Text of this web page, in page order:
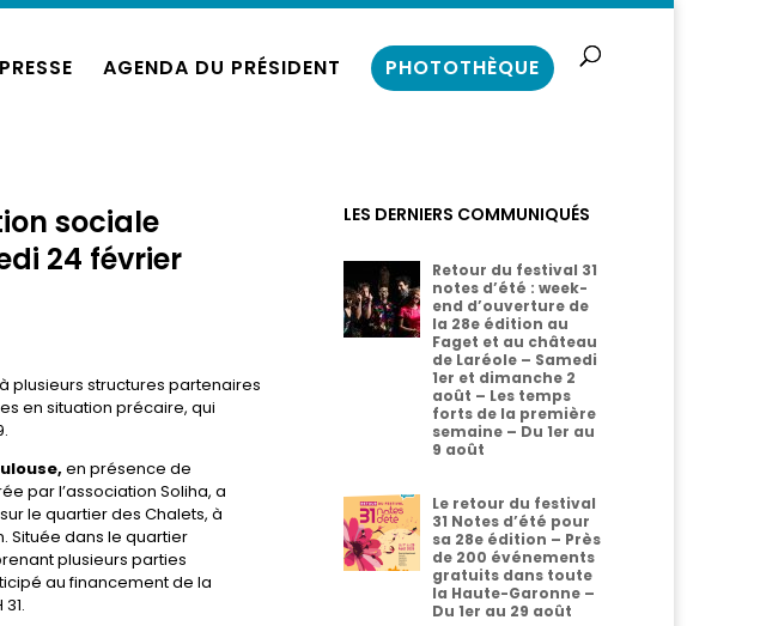
AGENDA DU PRÉSIDENT PHOTOTHÈQUE
sociale
24 février
plusieurs structures partenaires
en situation précaire, qui
en présence de
par l’association Soliha, a
le quartier des Chalets, à
Située dans le quartier
plusieurs parties
au financement de la
LES DERNIERS COMMUNIQUÉS
Retour du festival 31
notes d’été : week-
end d’ouverture de
la 28e édition au
Faget et au château
de Laréole – Samedi
1er et dimanche 2
août – Les temps
forts de la première
semaine – Du 1er au
9 août
Le retour du festival
31 Notes d’été pour
sa 28e édition – Près
de 200 événements
gratuits dans toute
la Haute-Garonne –
Du 1er au 29 août